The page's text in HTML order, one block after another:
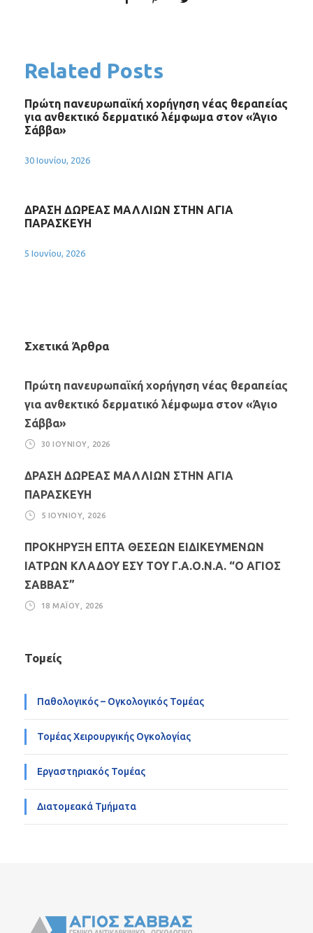
Related Posts
Πρώτη πανευρωπαϊκή χορήγηση νέας θεραπείας
για ανθεκτικό δερματικό λέμφωμα στον «Άγιο
Σάββα»
30 Ιουνίου, 2026
ΔΡΑΣΗ ΔΩΡΕΑΣ ΜΑΛΛΙΩΝ ΣΤΗΝ ΑΓΙΑ
ΠΑΡΑΣΚΕΥΗ
5 Ιουνίου, 2026
Σχετικά Άρθρα
Πρώτη πανευρωπαϊκή χορήγηση νέας θεραπείας
για ανθεκτικό δερματικό λέμφωμα στον «Άγιο
Σάββα»
30 ΙΟΥΝΊΟΥ, 2026
ΔΡΑΣΗ ΔΩΡΕΑΣ ΜΑΛΛΙΩΝ ΣΤΗΝ ΑΓΙΑ
ΠΑΡΑΣΚΕΥΗ
5 ΙΟΥΝΊΟΥ, 2026
ΠΡΟΚΗΡΥΞΗ ΕΠΤΑ ΘΕΣΕΩΝ ΕΙΔΙΚΕΥΜΕΝΩΝ
ΙΑΤΡΩΝ ΚΛΑΔΟΥ ΕΣΥ ΤΟΥ Γ.Α.Ο.Ν.Α. “Ο ΑΓΙΟΣ
ΣΑΒΒΑΣ”
18 ΜΑΪ́ΟΥ, 2026
Τομείς
Παθολογικός – Ογκολογικός Τομέας
Τομέας Χειρουργικής Ογκολογίας
Εργαστηριακός Τομέας
Διατομεακά Τμήματα